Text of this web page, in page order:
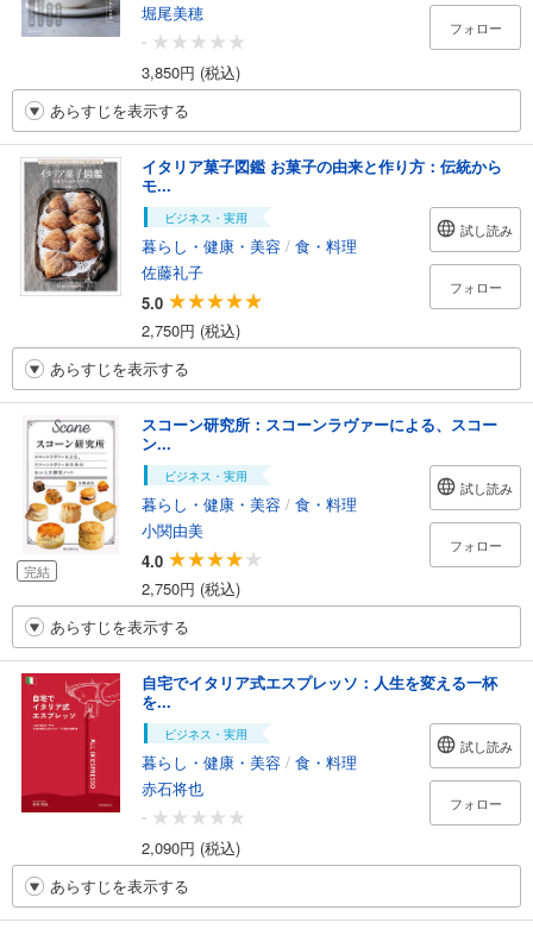
堀尾美穂
-
3,850円 (税込)
フォロー
あらすじを表示する
イタリア菓子図鑑 お菓子の由来と作り方：伝統から
モ...
ビジネス・実用
暮らし・健康・美容 / 食・料理
佐藤礼子
5.0
2,750円 (税込)
試し読み
フォロー
あらすじを表示する
完結
スコーン研究所：スコーンラヴァーによる、スコー
ン...
ビジネス・実用
暮らし・健康・美容 / 食・料理
小関由美
4.0
2,750円 (税込)
試し読み
フォロー
あらすじを表示する
自宅でイタリア式エスプレッソ：人生を変える一杯
を...
ビジネス・実用
暮らし・健康・美容 / 食・料理
赤石将也
-
2,090円 (税込)
試し読み
フォロー
あらすじを表示する